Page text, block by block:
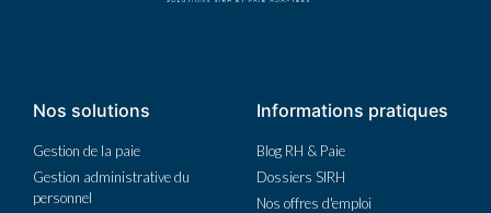
Nos solutions
Gestion de la paie
Gestion administrative du
personnel
Informations pratiques
Blog RH & Paie
Dossiers SIRH
Nos offres d'emploi